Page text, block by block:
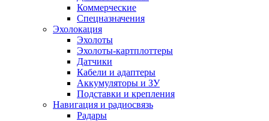
Коммерческие
Спецназначения
Эхолокация
Эхолоты
Эхолоты-картплоттеры
Датчики
Кабели и адаптеры
Аккумуляторы и ЗУ
Подставки и крепления
Навигация и радиосвязь
Радары